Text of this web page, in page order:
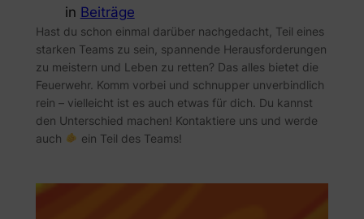
in Beiträge
Hast du schon einmal darüber nachgedacht, Teil eines
starken Teams zu sein, spannende Herausforderungen
zu meistern und Leben zu retten? Das alles bietet die
Feuerwehr. Komm vorbei und schnupper unverbindlich
rein – vielleicht ist es auch etwas für dich. Du kannst
den Unterschied machen! Kontaktiere uns und werde
auch
ein Teil des Teams!